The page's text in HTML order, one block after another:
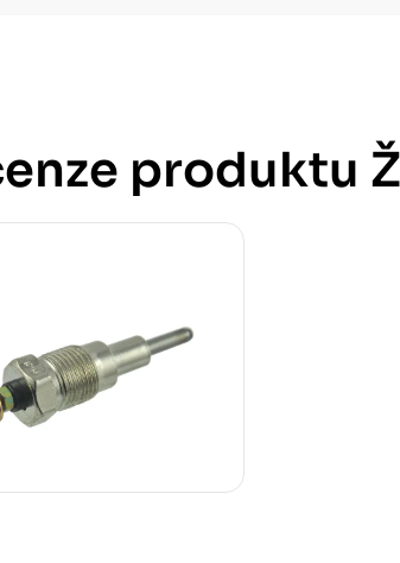
produktu